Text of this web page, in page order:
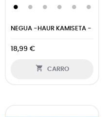
NEGUA -HAUR KAMISETA -
18,99 €
 CARRO